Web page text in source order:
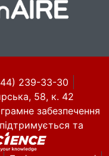
239-33-30
58, к. 42
забезпечення
та